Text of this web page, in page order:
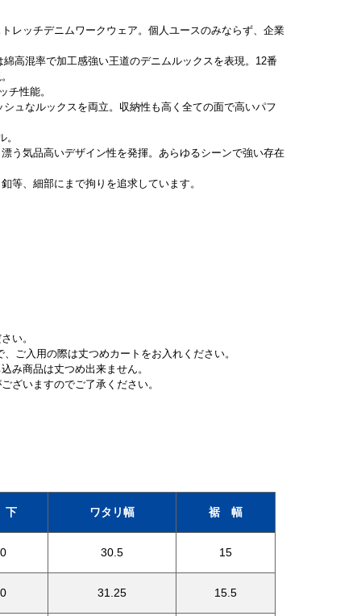
レッチデニムワークウェア。個人ユースのみならず、企業
高混率で加工感強い王道のデニムルックスを表現。12番
チ性能。
ュなルックスを両立。収納性も高く全ての面で高いパフ
う気品高いデザイン性を発揮。あらゆるシーンで強い存在
等、細部にまで拘りを追求しています。
い。
ご入用の際は丈つめカートをお入れください。
み商品は丈つめ出来ません。
ざいますのでご了承ください。
ワタリ幅 裾 幅
30.5 15
31.25 15.5